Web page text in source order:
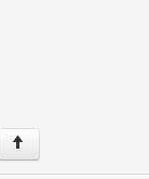
↑